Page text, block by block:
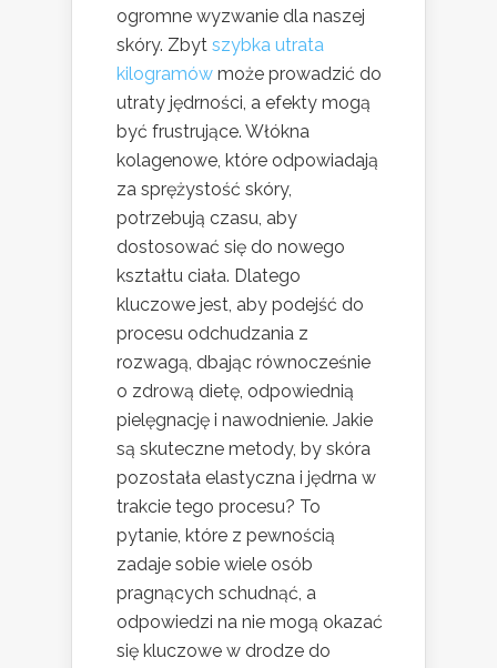
ogromne wyzwanie dla naszej
skóry. Zbyt szybka utrata
kilogramów może prowadzić do
utraty jędrności, a efekty mogą
być frustrujące. Włókna
kolagenowe, które odpowiadają
za sprężystość skóry,
potrzebują czasu, aby
dostosować się do nowego
kształtu ciała. Dlatego
kluczowe jest, aby podejść do
procesu odchudzania z
rozwagą, dbając równocześnie
o zdrową dietę, odpowiednią
pielęgnację i nawodnienie. Jakie
są skuteczne metody, by skóra
pozostała elastyczna i jędrna w
trakcie tego procesu? To
pytanie, które z pewnością
zadaje sobie wiele osób
pragnących schudnąć, a
odpowiedzi na nie mogą okazać
się kluczowe w drodze do